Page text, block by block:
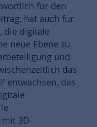
für den
hat auch für
die digitale
neue Ebene zu
und
das
entwachsen, das
3D-